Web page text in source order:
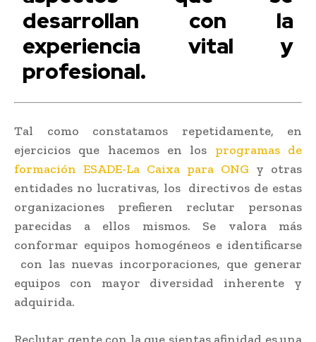
desarrollan con la
experiencia vital y
profesional.
Tal como constatamos repetidamente, en
ejercicios que hacemos en los programas de
formación ESADE-La Caixa para ONG y otras
entidades no lucrativas, los directivos de estas
organizaciones prefieren reclutar personas
parecidas a ellos mismos. Se valora más
conformar equipos homogéneos e identificarse
con las nuevas incorporaciones, que generar
equipos con mayor diversidad inherente y
adquirida.